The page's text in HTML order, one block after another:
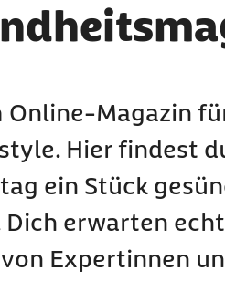
Magazin
Hier findest
ein Stück
erwarten
Expertinnen